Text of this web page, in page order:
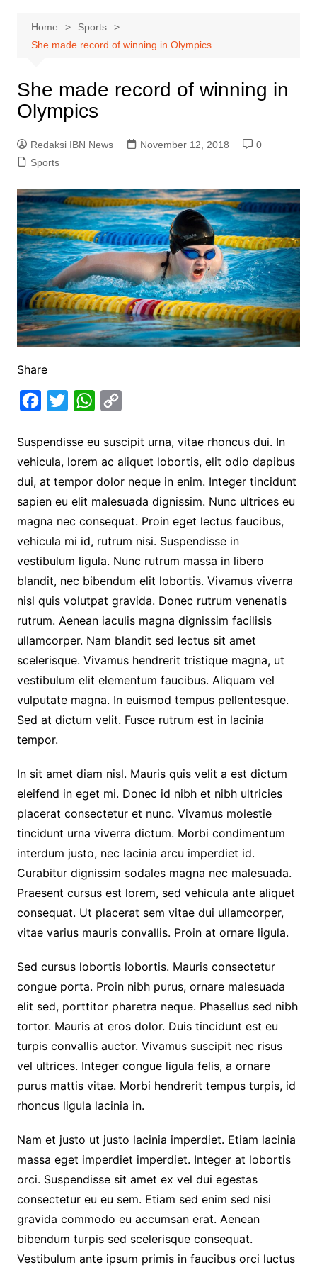
Home
Sports
She made record of winning in Olympics
She made record of winning in
Olympics
Redaksi IBN News November 12, 2018
0
Sports
Share
c
e
b
o
o
k
i
t
t
e
r
W
a
t
s
A
p
p
p
y
L
i
n
k
Suspendisse eu suscipit urna, vitae rhoncus dui. In
vehicula, lorem ac aliquet lobortis, elit odio dapibus
dui, at tempor dolor neque in enim. Integer tincidunt
sapien eu elit malesuada dignissim. Nunc ultrices eu
magna nec consequat. Proin eget lectus faucibus,
vehicula mi id, rutrum nisi. Suspendisse in
vestibulum ligula. Nunc rutrum massa in libero
blandit, nec bibendum elit lobortis. Vivamus viverra
nisl quis volutpat gravida. Donec rutrum venenatis
rutrum. Aenean iaculis magna dignissim facilisis
ullamcorper. Nam blandit sed lectus sit amet
scelerisque. Vivamus hendrerit tristique magna, ut
vestibulum elit elementum faucibus. Aliquam vel
vulputate magna. In euismod tempus pellentesque.
Sed at dictum velit. Fusce rutrum est in lacinia
tempor.
In sit amet diam nisl. Mauris quis velit a est dictum
eleifend in eget mi. Donec id nibh et nibh ultricies
placerat consectetur et nunc. Vivamus molestie
tincidunt urna viverra dictum. Morbi condimentum
interdum justo, nec lacinia arcu imperdiet id.
Curabitur dignissim sodales magna nec malesuada.
Praesent cursus est lorem, sed vehicula ante aliquet
consequat. Ut placerat sem vitae dui ullamcorper,
vitae varius mauris convallis. Proin at ornare ligula.
Sed cursus lobortis lobortis. Mauris consectetur
congue porta. Proin nibh purus, ornare malesuada
elit sed, porttitor pharetra neque. Phasellus sed nibh
tortor. Mauris at eros dolor. Duis tincidunt est eu
turpis convallis auctor. Vivamus suscipit nec risus
vel ultrices. Integer congue ligula felis, a ornare
purus mattis vitae. Morbi hendrerit tempus turpis, id
rhoncus ligula lacinia in.
Nam et justo ut justo lacinia imperdiet. Etiam lacinia
massa eget imperdiet imperdiet. Integer at lobortis
orci. Suspendisse sit amet ex vel dui egestas
consectetur eu eu sem. Etiam sed enim sed nisi
gravida commodo eu accumsan erat. Aenean
bibendum turpis sed scelerisque consequat.
Vestibulum ante ipsum primis in faucibus orci luctus